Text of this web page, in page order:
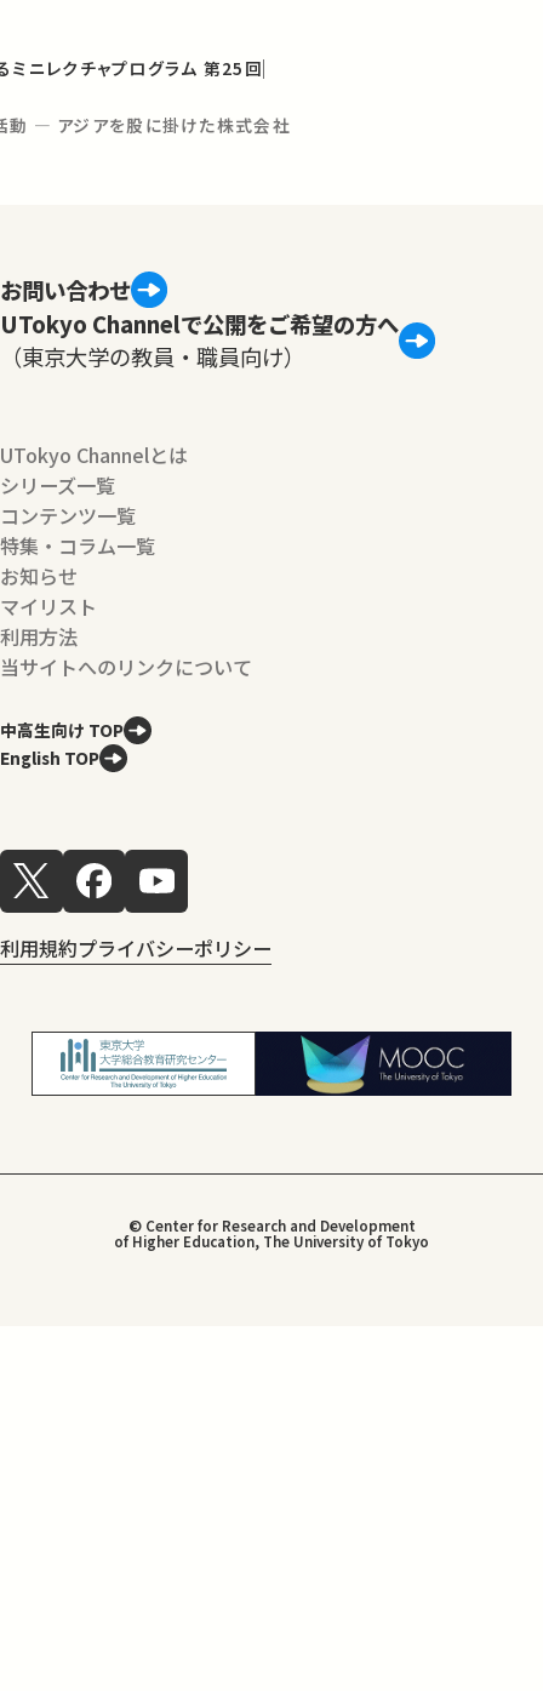
ミニレクチャプログラム 第25回
動 ― アジアを股に掛けた株式会社
お問い合わせ
UTokyo Channelで公開をご希望の方へ
（東京大学の教員・職員向け）
UTokyo Channelとは
シリーズ一覧
コンテンツ一覧
特集・コラム一覧
お知らせ
マイリスト
利用方法
当サイトへのリンクについて
中高生向け TOP
English TOP
利用規約プライバシーポリシー
© Center for Research and Development
of Higher Education, The University of Tokyo